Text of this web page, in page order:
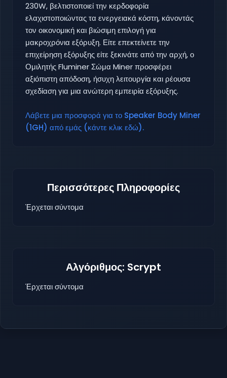
230W, βελτιστοποιεί την κερδοφορία
ελαχιστοποιώντας τα ενεργειακά κόστη, κάνοντάς
τον οικονομική και βιώσιμη επιλογή για
μακροχρόνια εξόρυξη. Είτε επεκτείνετε την
επιχείρηση εξόρυξης είτε ξεκινάτε από την αρχή, ο
Ομιλητής Fluminer Σώμα Miner προσφέρει
αξιόπιστη απόδοση, ήσυχη λειτουργία και ρέουσα
σχεδίαση για μια ανώτερη εμπειρία εξόρυξης.
Λάβετε μια προσφορά για το Speaker Body Miner
(1GH) από εμάς (κάντε κλικ εδώ).
Περισσότερες Πληροφορίες
Έρχεται σύντομα
Αλγόριθμος: Scrypt
Έρχεται σύντομα